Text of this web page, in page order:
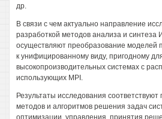
др.
В связи с чем актуально направление
разработкой методов анализа и синтеза
осуществляют преобразование моделей
к унифицированному виду, пригодному
высокопроизводительных системах с
использующих MPI.
Результаты исследования
методов и алгоритмов решения задач
оптимизации, управления, принятия